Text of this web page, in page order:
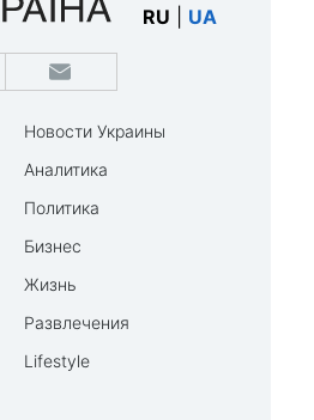
RU UA
Новости Украины
Аналитика
Политика
Бизнес
Жизнь
Развлечения
Lifestyle